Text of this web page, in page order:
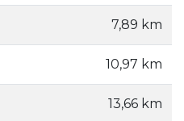
7,89 km
10,97 km
13,66 km